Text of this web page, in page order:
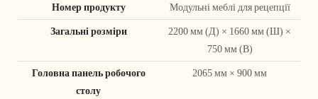
Номер продукту Модульні меблі для рецепції
Загальні розміри
2200 мм (Д) × 1660 мм (Ш) ×
750 мм (В)
Головна панель робочого
столу
2065 мм × 900 мм